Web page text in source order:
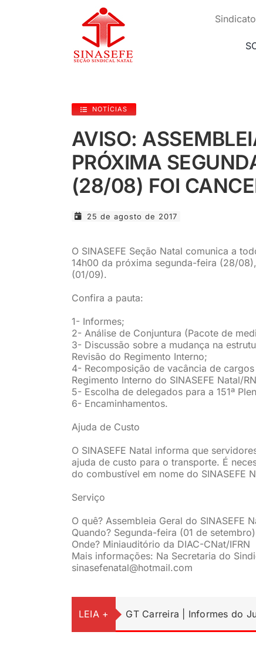
NOTÍCIAS
AVISO:
PRÓXIMA
(28/08) FOI
25 de agosto de 2017
O SINASEFE Seção Natal comunica a
14h00 da próxima segunda-feira (28/
(01/09).
Confira a pauta:
1- Informes;
2- Análise de Conjuntura (Pacote de
3- Discussão sobre a mudança na
Revisão do Regimento Interno;
4- Recomposição de vacância de
Regimento Interno do SINASEFE Natal/
5- Escolha de delegados para a 151ª
6- Encaminhamentos.
Ajuda de Custo
O SINASEFE Natal informa que
ajuda de custo para o transporte. É
do combustível em nome do SINASEFE
Serviço
O quê? Assembleia Geral do SINASEFE
Quando? Segunda-feira (01 de
Onde? Miniauditório da DIAC-CNat/IFRN
Mais informações: Na Secretaria do
sinasefenatal@hotmail.com
LEIA + GT Carreira | Informes do